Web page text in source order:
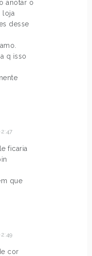
anotar o
loja
desse
q isso
ficaria
que
cor